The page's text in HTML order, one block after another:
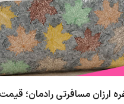
ارزان مسافرتی رادمان؛